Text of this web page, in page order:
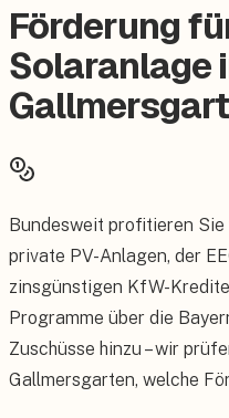
Förderung
Solaranlage
Bundesweit profitieren
private PV-Anlagen, der
zinsgünstigen KfW-
Programme über die
Zuschüsse hinzu – wir
Gallmersgarten, welche